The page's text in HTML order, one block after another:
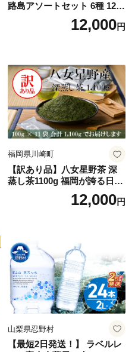
路島アソートセット 6種 120
袋 飲み比べ コーヒー
12,000円
福岡県川崎町
【訳あり品】八女星野茶 深
蒸し茶1100g 福岡が誇る日本
茶_ 訳アリ 常温 お茶 茶袋 常
備品 おちゃ ocha 茶葉 緑茶
小分け お土産 お取り寄せ グ
ルメ 福岡 九州 福岡県 国産
日本 ふかむし茶 ふかむし 家
庭用 自宅用 ちゃ りょくちゃ
ふかむしちゃ 急須 甘み 川崎
町 送料無料
12,000円
山梨県忍野村
【最短2日発送！】 ラベルレ